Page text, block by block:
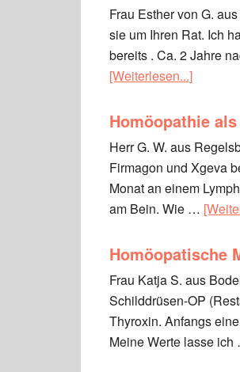
Frau Esther von G.
sie um Ihren Rat. Ich
bereits . Ca. 2 Jahre
[Weiterlesen...]
Homöopathie
Herr G. W. aus
Firmagon und Xgeva
Monat an einem
am Bein. Wie …
Homöopatische
Frau Katja S. aus
Schilddrüsen-OP
Thyroxin. Anfangs
Meine Werte lasse